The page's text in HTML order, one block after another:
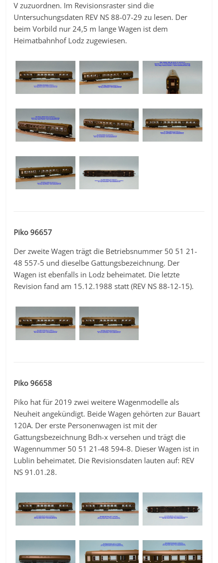
V zuzuordnen. Im Revisionsraster sind die
Untersuchungsdaten REV NS 88-07-29 zu lesen. Der
beim Vorbild nur 24,5 m lange Wagen ist dem
Heimatbahnhof Lodz zugewiesen.
Piko 96657
Der zweite Wagen trägt die Betriebsnummer 50 51 21-
48 557-5 und dieselbe Gattungsbezeichnung. Der
Wagen ist ebenfalls in Lodz beheimatet. Die letzte
Revision fand am 15.12.1988 statt (REV NS 88-12-15).
Piko 96658
Piko hat für 2019 zwei weitere Wagenmodelle als
Neuheit angekündigt. Beide Wagen gehörten zur Bauart
120A. Der erste Personenwagen ist mit der
Gattungsbezeichnung Bdh-x versehen und trägt die
Wagennummer 50 51 21-48 594-8. Dieser Wagen ist in
Lublin beheimatet. Die Revisionsdaten lauten auf: REV
NS 91.01.28.